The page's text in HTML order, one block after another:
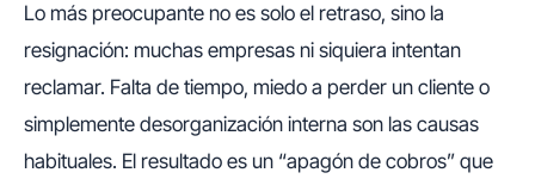
Lo más preocupante no es solo el retraso, sino la
resignación: muchas empresas ni siquiera intentan
reclamar. Falta de tiempo, miedo a perder un cliente o
simplemente desorganización interna son las causas
habituales. El resultado es un “apagón de cobros” que